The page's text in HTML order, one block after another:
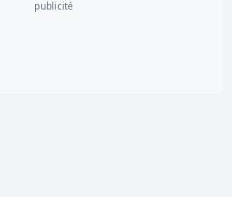
publicité